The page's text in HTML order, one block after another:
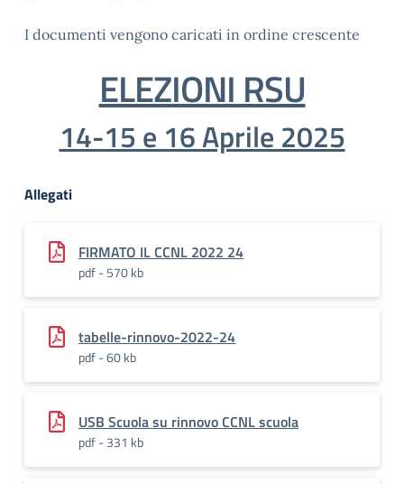
I documenti vengono caricati in ordine crescente
ELEZIONI RSU
14-15 e 16 Aprile 2025
Allegati
FIRMATO IL CCNL 2022 24
pdf - 570 kb
tabelle-rinnovo-2022-24
pdf - 60 kb
USB Scuola su rinnovo CCNL scuola
pdf - 331 kb